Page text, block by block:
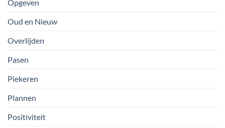
Opgeven
Oud en Nieuw
Overlijden
Pasen
Piekeren
Plannen
Positiviteit